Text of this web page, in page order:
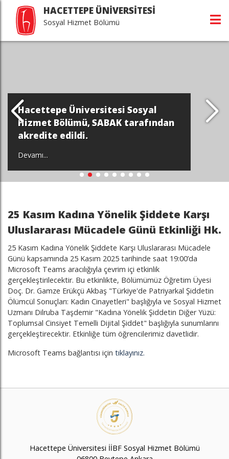
HACETTEPE ÜNİVERSİTESİ
Sosyal Hizmet Bölümü
Hacettepe Üniversitesi Sosyal
Hizmet Bölümü, SABAK tarafından
akredite edildi.
Devamı...
25 Kasım Kadına Yönelik Şiddete Karşı
Uluslararası Mücadele Günü Etkinliği Hk.
25 Kasım Kadına Yönelik Şiddete Karşı Uluslararası Mücadele
Günü kapsamında 25 Kasım 2025 tarihinde saat 19:00’da
Microsoft Teams aracılığıyla çevrim içi etkinlik
gerçekleştirilecektir. Bu etkinlikte, Bölümümüz Öğretim Üyesi
Doç. Dr. Gamze Erükçü Akbaş "Türkiye'de Patriyarkal Şiddetin
Ölümcül Sonuçları: Kadın Cinayetleri" başlığıyla ve Sosyal Hizmet
Uzmanı Dilruba Taşdemir "Kadına Yönelik Şiddetin Diğer Yüzü:
Toplumsal Cinsiyet Temelli Dijital Şiddet" başlığıyla sunumlarını
gerçekleştirecektir. Etkinliğe tüm öğrencilerimiz davetlidir.
Microsoft Teams bağlantısı için tıklayınız.
Hacettepe Üniversitesi İİBF Sosyal Hizmet Bölümü